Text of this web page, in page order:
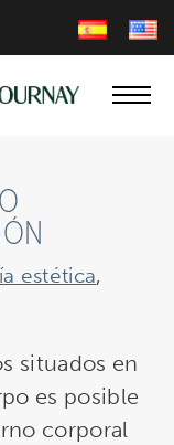
estética,
situados en
es posible
corporal